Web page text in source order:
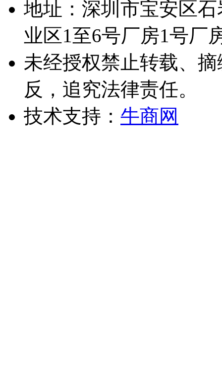
地址：深圳市宝安区
业区1至6号厂房1号厂
未经授权禁止转载、
反，追究法律责任。
技术支持： 牛商网